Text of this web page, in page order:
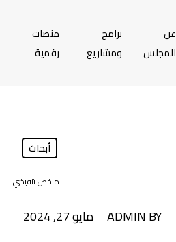
عن
المجلس
برامج
ومشاريع
منصات
رقمية
أبحاث
ملخص تنفيذي
BY
ADMIN مايو 27, 2024